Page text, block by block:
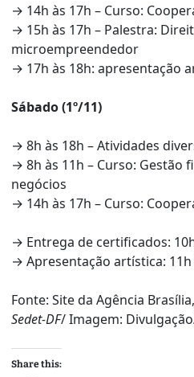
→ 14h às 17h – Curso:
→ 15h às 17h – Palestra:
microempreendedor
→ 17h às 18h: apresentação
Sábado (1º/11)
→ 8h às 18h – Atividades
→ 8h às 11h – Curso: Gestão
negócios
→ 14h às 17h – Curso:
→ Entrega de certificados:
→ Apresentação artística: 11h
Fonte: Site da Agência Brasília,
Sedet-DF/ Imagem:
Share this: